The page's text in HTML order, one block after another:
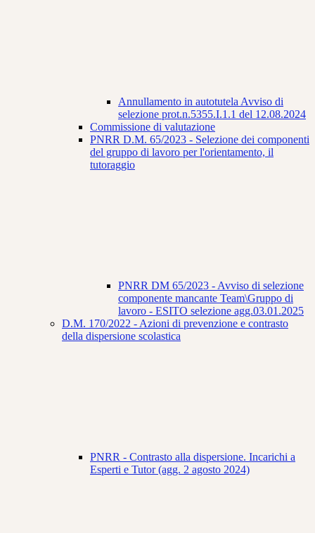
Annullamento in autotutela Avviso di
selezione prot.n.5355.I.1.1 del 12.08.2024
Commissione di valutazione
PNRR D.M. 65/2023 - Selezione dei componenti
del gruppo di lavoro per l'orientamento, il
tutoraggio
PNRR DM 65/2023 - Avviso di selezione
componente mancante Team\Gruppo di
lavoro - ESITO selezione agg.03.01.2025
D.M. 170/2022 - Azioni di prevenzione e contrasto
della dispersione scolastica
PNRR - Contrasto alla dispersione. Incarichi a
Esperti e Tutor (agg. 2 agosto 2024)